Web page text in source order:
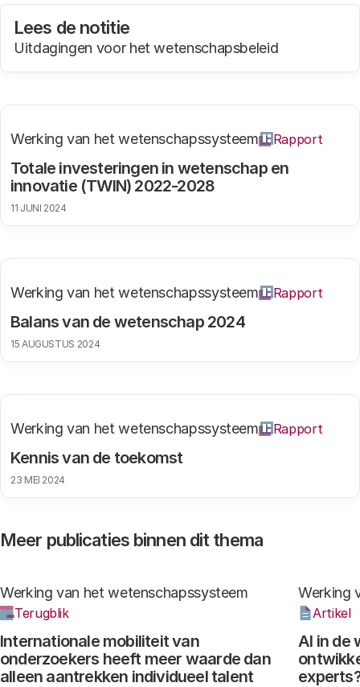
Lees de notitie
Uitdagingen voor het wetenschapsbeleid
Totale investeringen in wetenschap en
innovatie (TWIN) 2022-2028
Werking van het wetenschapssysteem Rapport
11 JUNI 2024
Balans van de wetenschap 2024
Werking van het wetenschapssysteem Rapport
15 AUGUSTUS 2024
Kennis van de toekomst
Werking van het wetenschapssysteem Rapport
23 MEI 2024
Meer publicaties binnen dit thema
Internationale mobiliteit van
onderzoekers heeft meer waarde dan
alleen aantrekken individueel talent
Werking van het wetenschapssysteem
Terugblik
AI in de
Werking
Artikel